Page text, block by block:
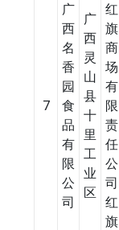
7
广
西
名
香
园
食
品
有
限
公
司
广
西
灵
山
县
十
里
工
业
区
红
旗
商
场
有
限
责
任
公
司
红
旗